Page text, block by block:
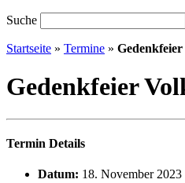
Suche
Startseite » Termine »
Gedenkfeier
Termin Details
Datum: 18. November 2023